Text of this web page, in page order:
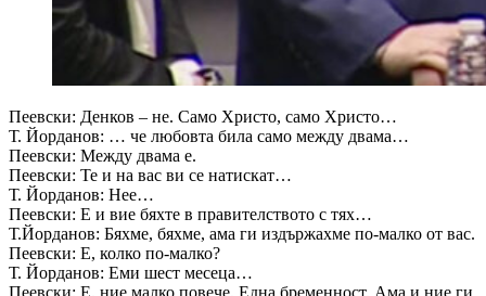
Пеевски: Денков – не. Само Христо, само Христо…
Т. Йорданов: … че любовта била само между двама…
Пеевски: Между двама е.
Пеевски: Те и на вас ви се натискат…
Т. Йорданов: Нее…
Пеевски: Е и вие бяхте в правителството с тях…
Т.Йорданов: Бяхме, бяхме, ама ги издържахме по-малко от вас.
Пеевски: Е, колко по-малко?
Т. Йорданов: Еми шест месеца…
Пеевски: Е, ние малко повече. Една бременност. Ама и ние ги